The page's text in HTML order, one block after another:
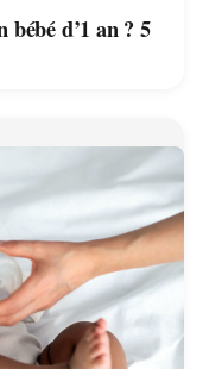
bébé d’1 an ? 5